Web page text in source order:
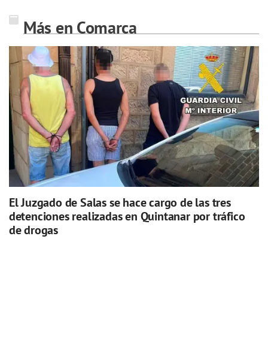
Más en Comarca
El Juzgado de Salas se hace cargo de las tres
detenciones realizadas en Quintanar por tráfico
de drogas